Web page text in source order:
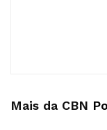
Mais da CBN